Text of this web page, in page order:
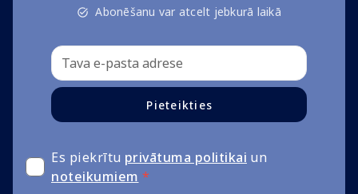
Abonēšanu var atcelt jebkurā laikā
Pieteikties
Es piekrītu privātuma politikai un
noteikumiem *